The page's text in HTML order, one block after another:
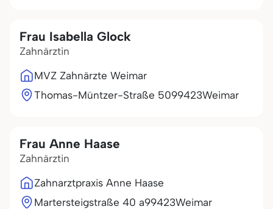
Frau Isabella Glock
Zahnärztin
MVZ Zahnärzte Weimar
Thomas-Müntzer-Straße 5099423Weimar
Frau Anne Haase
Zahnärztin
Zahnarztpraxis Anne Haase
Martersteigstraße 40 a99423Weimar